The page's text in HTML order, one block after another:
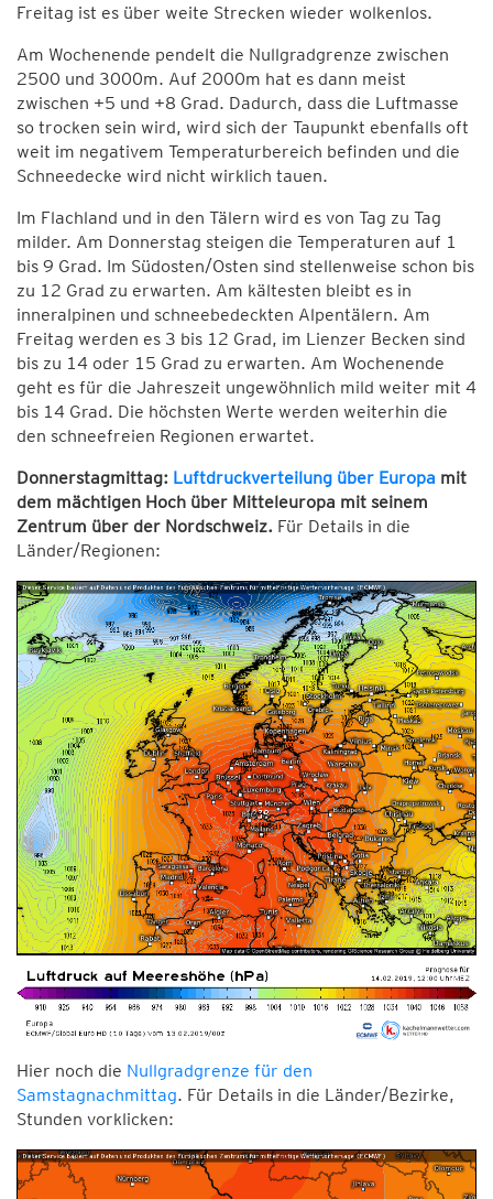
Freitag ist es über weite Strecken wieder wolkenlos.
Am Wochenende pendelt die Nullgradgrenze zwischen
2500 und 3000m. Auf 2000m hat es dann meist
zwischen +5 und +8 Grad. Dadurch, dass die Luftmasse
so trocken sein wird, wird sich der Taupunkt ebenfalls oft
weit im negativem Temperaturbereich befinden und die
Schneedecke wird nicht wirklich tauen.
Im Flachland und in den Tälern wird es von Tag zu Tag
milder. Am Donnerstag steigen die Temperaturen auf 1
bis 9 Grad. Im Südosten/Osten sind stellenweise schon bis
zu 12 Grad zu erwarten. Am kältesten bleibt es in
inneralpinen und schneebedeckten Alpentälern. Am
Freitag werden es 3 bis 12 Grad, im Lienzer Becken sind
bis zu 14 oder 15 Grad zu erwarten. Am Wochenende
geht es für die Jahreszeit ungewöhnlich mild weiter mit 4
bis 14 Grad. Die höchsten Werte werden weiterhin die
den schneefreien Regionen erwartet.
Donnerstagmittag: Luftdruckverteilung über Europa mit
dem mächtigen Hoch über Mitteleuropa mit seinem
Zentrum über der Nordschweiz. Für Details in die
Länder/Regionen:
Hier noch die Nullgradgrenze für den
Samstagnachmittag. Für Details in die Länder/Bezirke,
Stunden vorklicken: